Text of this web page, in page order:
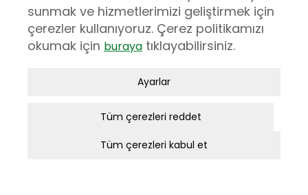
sunmak ve hizmetlerimizi geliştirmek için
çerezler kullanıyoruz. Çerez politikamızı
okumak için buraya tıklayabilirsiniz.
Zorunlu / Teknik Çerezler
özelliklerinden faydalanabilmek için
çerezlerdir. Bu çerezler olmadan,
Ayarlar
Tüm çerezleri reddet
Tüm çerezleri kabul et
MEDİKAL
ENDÜSTRİYEL
Yasal Uyarı